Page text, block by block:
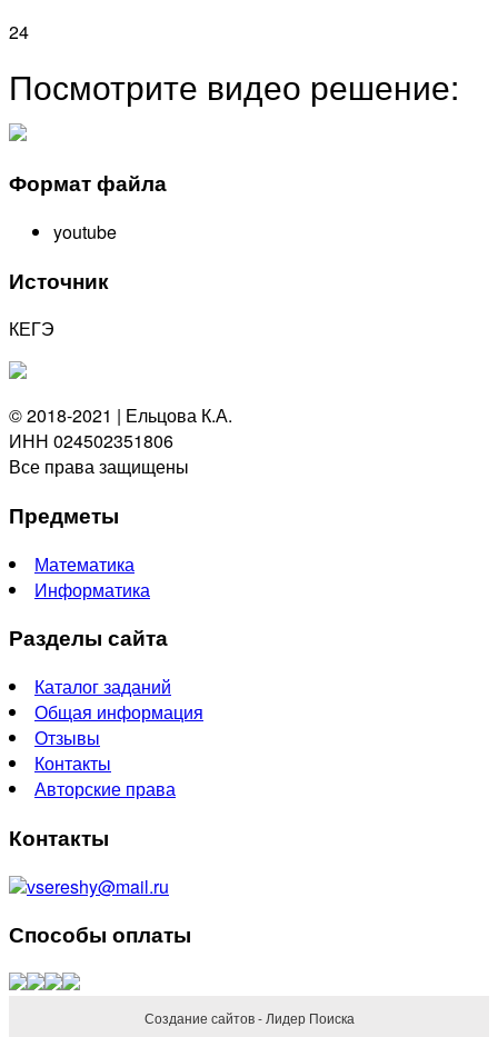
24
Посмотрите видео решение:
Формат файла
youtube
Источник
КЕГЭ
© 2018-2021 | Ельцова К.А.
ИНН 024502351806
Все права защищены
Предметы
Математика
Информатика
Разделы сайта
Каталог заданий
Общая информация
Отзывы
Контакты
Авторские права
Контакты
vsereshy@mail.ru
Способы оплаты
Создание сайтов - Лидер Поиска